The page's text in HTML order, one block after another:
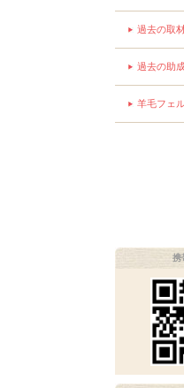
過去の取
過去の助
羊毛フェ
携